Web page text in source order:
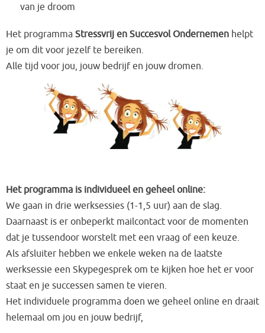
van je droom
Het programmaStressvrij en Succesvol Ondernemen helpt
je om dit voor jezelf te bereiken.
Alle tijd voor jou, jouw bedrijf en jouw dromen.
Het programma is individueel en geheel online:
We gaan in drie werksessies (1-1,5 uur) aan de slag.
Daarnaast is er onbeperkt mailcontact voor de momenten
dat je tussendoor worstelt met een vraag of een keuze.
Als afsluiter hebben we enkele weken na de laatste
werksessie een Skypegesprek om te kijken hoe het er voor
staat en je successen samen te vieren.
Het individuele programma doen we geheel online en draait
helemaal om jou en jouw bedrijf,